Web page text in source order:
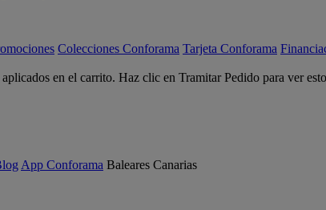
Colecciones Conforama Tarjeta Conforama
en el carrito. Haz clic en Tramitar Pedido para ver
App Conforama Baleares Canarias